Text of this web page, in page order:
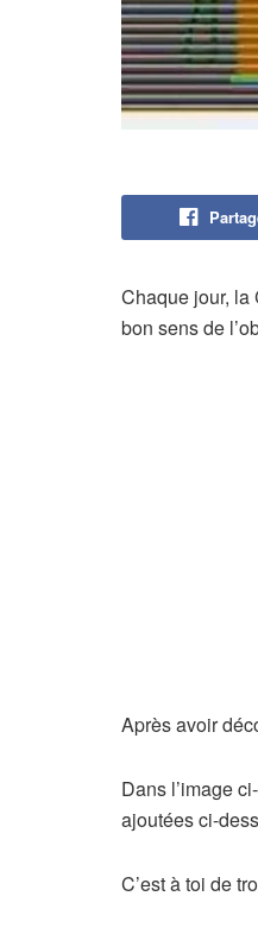
Chaque jour, la
bon sens de
Après avoir
Dans l’image
ajoutées ci-
C’est à toi de